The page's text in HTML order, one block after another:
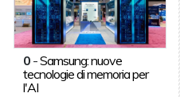
0 -Samsung: nuove
tecnologie di memoria per
l'AI